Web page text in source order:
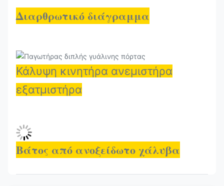
Διαρθρωτικό διάγραμμα
Κάλυψη κινητήρα ανεμιστήρα
εξατμιστήρα
Βάτος από ανοξείδωτο χάλυβα